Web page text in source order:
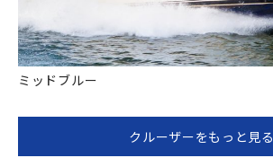
ミッドブルー
クルーザーをもっと見る